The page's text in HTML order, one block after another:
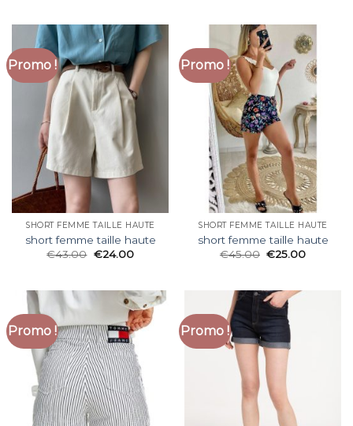
Promo !
SHORT FEMME TAILLE HAUTE
short femme taille haute
€43.00 €24.00
Promo !
SHORT FEMME TAILLE HAUTE
short femme taille haute
€45.00 €25.00
Promo ! Promo !